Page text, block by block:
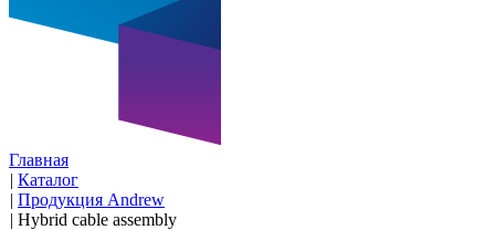
Главная
| Каталог
| Продукция Andrew
| Hybrid cable assembly